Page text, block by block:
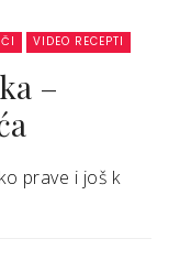
VIDEO RECEPTI
–
prave i još k